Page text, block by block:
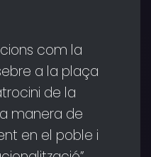
com la
a la plaça
de la
manera de
en el poble i